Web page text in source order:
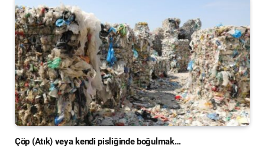
Çöp (Atık) veya kendi pisliğinde boğulmak…